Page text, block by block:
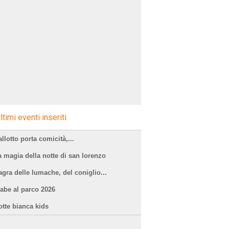
eventi inseriti
porta comicità,...
magia della notte di san lorenzo
delle lumache, del coniglio...
al parco 2026
bianca kids